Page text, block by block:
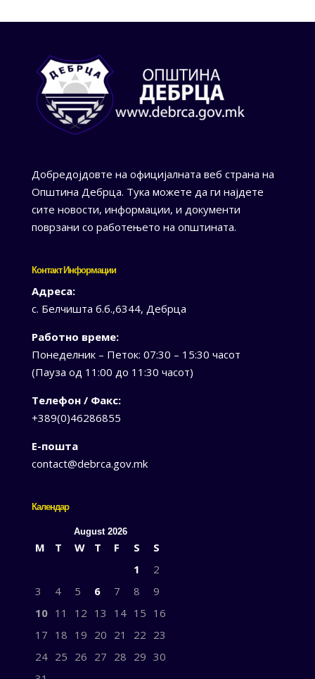
Добредојдовте на официјалната веб страна на
Општина Дебрца. Тука можете да ги најдете
сите новости, информации, и документи
поврзани со работењето на општината.
Контакт Информации
Адреса:
с. Белчишта б.б.,6344, Дебрца
Работно време:
Понеделник – Петок: 07:30 – 15:30 часот
(Пауза од 11:00 до 11:30 часот)
Телефон / Факс:
+389(0)46286855
Е-пошта
contact@debrca.gov.mk
Календар
August 2026
M T W T F S
S
1
2
3
4 5 6 7 8
9
10 11 12 13 14 15 16
17 18 19 20 21 22 23
24 25 26 27 28 29 30